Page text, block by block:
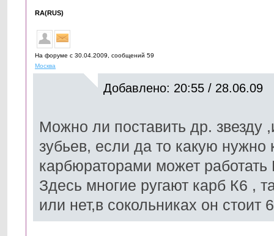
RA(RUS)
На форуме с 30.04.2009, cообщений 59
Москва
Добавлено: 20:55 / 28.06.09
Можно ли поставить др.
зубьев, если да то какую нужно
карбюраторами может работать
Здесь многие ругают карб К6 ,
или нет,в сокольниках он стоит